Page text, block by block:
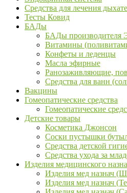
Средства для лечения
Тесты Ковид
БАДы
БАДы производителя
Витамины
Конфеты и леденцы
Масла эфирные
Ранозаживляющие,
Средства для ванн
Вакцины
Гомеопатические средства
Гомеопатические
Детские товары
Косметика Джонсон
Соски пустышки
Средства детской
Средства ухода за
Изделия медицинского
Изделия мед назнач
Изделия мед назнач